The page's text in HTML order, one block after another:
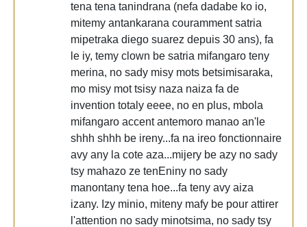
tena tena tanindrana (nefa dadabe ko io,
mitemy antankarana couramment satria
mipetraka diego suarez depuis 30 ans), fa
le iy, temy clown be satria mifangaro teny
merina, no sady misy mots betsimisaraka,
mo misy mot tsisy naza naiza fa de
invention totaly eeee, no en plus, mbola
mifangaro accent antemoro manao an'le
shhh shhh be ireny...fa na ireo fonctionnaire
avy any la cote aza...mijery be azy no sady
tsy mahazo ze tenEniny no sady
manontany tena hoe...fa teny avy aiza
izany. Izy minio, miteny mafy be pour attirer
l'attention no sady minotsima, no sady tsy